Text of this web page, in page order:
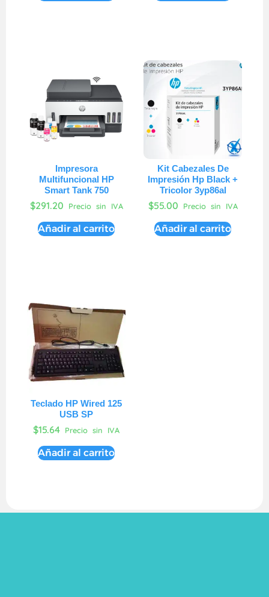
Impresora
Multifuncional HP
Smart Tank 750
$291.20 Precio sin IVA
Añadir al carrito
Kit Cabezales De
Impresión Hp Black +
Tricolor 3yp86al
$55.00 Precio sin IVA
Añadir al carrito
Teclado HP Wired 125
USB SP
$15.64 Precio sin IVA
Añadir al carrito